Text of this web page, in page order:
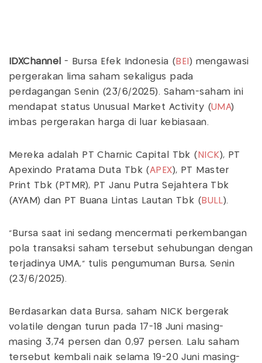
IDXChannel - Bursa Efek Indonesia ( BEI ) mengawasi
pergerakan lima saham sekaligus pada
perdagangan Senin (23/6/2025). Saham-saham ini
mendapat status Unusual Market Activity (UMA)
imbas pergerakan harga di luar kebiasaan.
Mereka adalah PT Charnic Capital Tbk ( NICK), PT
Apexindo Pratama Duta Tbk (APEX), PT Master
Print Tbk (PTMR), PT Janu Putra Sejahtera Tbk
(AYAM) dan PT Buana Lintas Lautan Tbk ( BULL).
"Bursa saat ini sedang mencermati perkembangan
pola transaksi saham tersebut sehubungan dengan
terjadinya UMA," tulis pengumuman Bursa, Senin
(23/6/2025).
Berdasarkan data Bursa, saham NICK bergerak
volatile dengan turun pada 17-18 Juni masing-
masing 3,74 persen dan 0,97 persen. Lalu saham
tersebut kembali naik selama 19-20 Juni masing-